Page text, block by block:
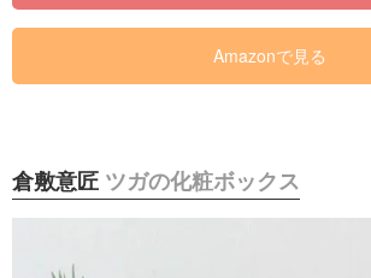
Amazonで見る
倉敷意匠 ツガの化粧ボックス